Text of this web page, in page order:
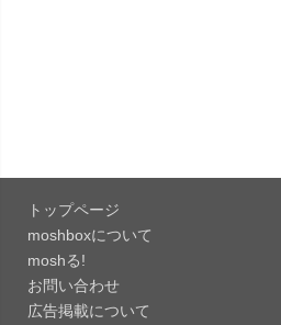
「Evernote 11.28.2」Mac
ス。AIプロ...
「Minecraft: クラフト、建
26.40」iOS向...
トップページ
moshboxについて
moshる!
お問い合わせ
広告掲載について